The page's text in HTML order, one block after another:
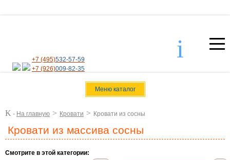
+7 (495)532-57-59
+7 (926)009-82-35
i
Меню каталог
K - На главную > Кровати > Кровати из сосны
Кровати из массива сосны
Смотрите в этой категории: